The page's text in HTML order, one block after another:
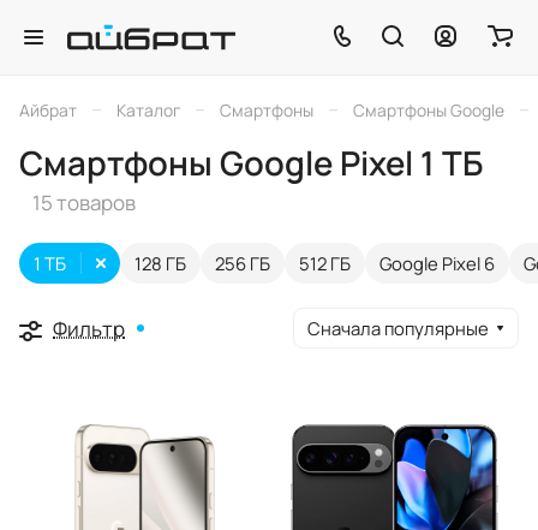
Айбрат – Каталог – Смартфоны – Смартфоны Google –
Смартфоны Google Pixel 1 ТБ
15 товаров
1 ТБ 128 ГБ 256 ГБ 512 ГБ Google Pixel 6
Фильтр Сначала популярные